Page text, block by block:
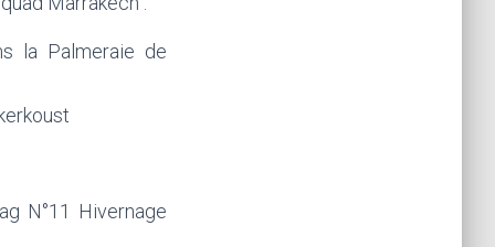
la Palmeraie de
N°11 Hivernage